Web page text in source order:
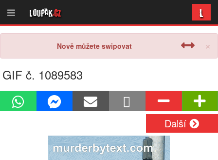
Loupak.cz L
×
Nově můžete swipovat
GIF č. 1089583
Další